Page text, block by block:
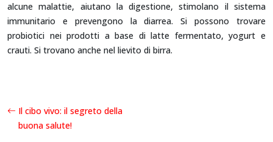
alcune malattie, aiutano la digestione, stimolano il sistema
immunitario e prevengono la diarrea. Si possono trovare
probiotici nei prodotti a base di latte fermentato, yogurt e
crauti. Si trovano anche nel lievito di birra.
Il cibo vivo: il segreto della
buona salute!